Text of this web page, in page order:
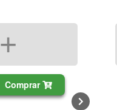
+
Comprar